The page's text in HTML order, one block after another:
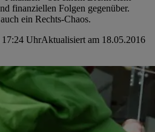
finanziellen Folgen gegenüber.
ein Rechts-Chaos.
17:24 UhrAktualisiert am 18.05.2016